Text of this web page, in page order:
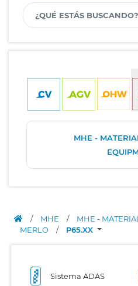
MHE -
/ MHE / MHE -
MERLO
/ P65.XX
Sistema ADAS